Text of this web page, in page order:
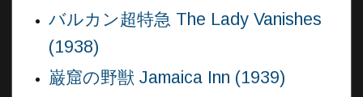
バルカン超特急 The Lady Vanishes
(1938)
巌窟の野獣 Jamaica Inn (1939)